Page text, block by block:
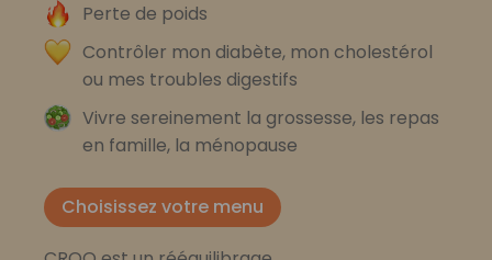
Perte de poids
Contrôler mon diabète, mon cholestérol
ou mes troubles digestifs
Vivre sereinement la grossesse, les repas
en famille, la ménopause
Choisissez votre menu